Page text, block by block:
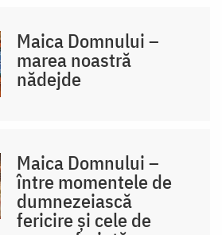
Maica Domnului –
marea noastră
nădejde
Maica Domnului –
între momentele de
dumnezeiască
fericire și cele de